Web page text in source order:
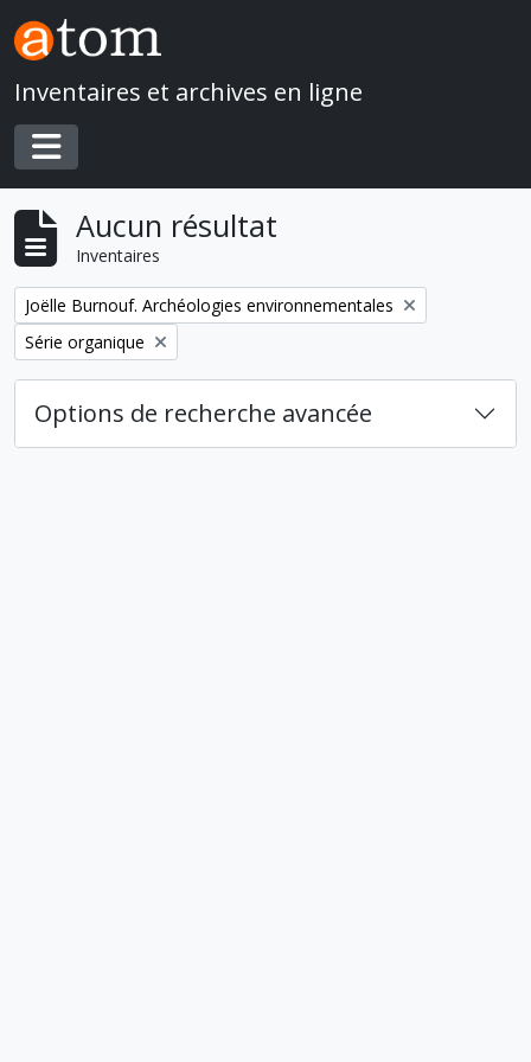
Skip to main content
Inventaires et archives en ligne
Toggle navigation
Aucun résultat
Inventaires
Remove filter:
Joëlle Burnouf. Archéologies environnementales
Remove filter:
Série organique
Options de recherche avancée